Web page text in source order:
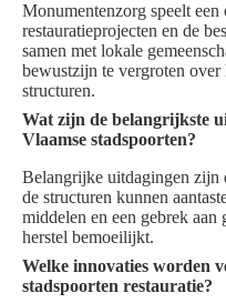
Monumentenzorg speelt
restauratieprojecten en de
samen met lokale
bewustzijn te vergroten over
structuren.
Wat zijn de belangrijkste
Vlaamse stadspoorten?
Belangrijke uitdagingen zijn
de structuren kunnen
middelen en een gebrek aan
herstel bemoeilijkt.
Welke innovaties worden
stadspoorten restauratie?